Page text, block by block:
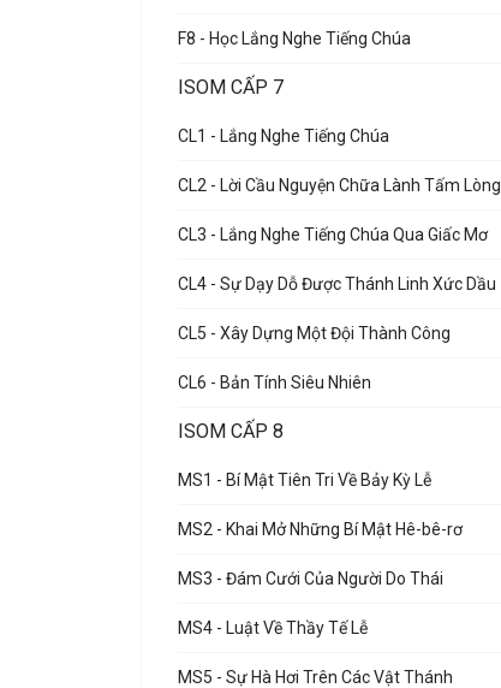
F8 - Học Lắng Nghe Tiếng Chúa
ISOM CẤP 7
CL1 - Lắng Nghe Tiếng Chúa
CL2 - Lời Cầu Nguyện Chữa Lành Tấm Lòng
CL3 - Lắng Nghe Tiếng Chúa Qua Giấc Mơ
CL4 - Sự Dạy Dỗ Được Thánh Linh Xức Dầu
CL5 - Xây Dựng Một Đội Thành Công
CL6 - Bản Tính Siêu Nhiên
ISOM CẤP 8
MS1 - Bí Mật Tiên Tri Về Bảy Kỳ Lễ
MS2 - Khai Mở Những Bí Mật Hê-bê-rơ
MS3 - Đám Cưới Của Người Do Thái
MS4 - Luật Về Thầy Tế Lễ
MS5 - Sự Hà Hơi Trên Các Vật Thánh